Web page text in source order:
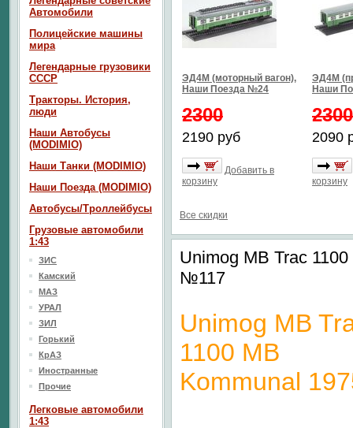
ЭД4М (моторный вагон),
Наши Поезда №24
2300
2190 руб
Добавить в
корзину
ЭД4М
Наши
2300
2090
корзину
Все скидки
Unimog MB Trac
№117
Unimog MB
1100 MB
Kommunal
Автомобили
Полицейские машины
мира
Легендарные грузовики
СССР
Тракторы. История,
люди
Наши Автобусы
(MODIMIO)
Наши Танки (MODIMIO)
Наши Поезда (MODIMIO)
Автобусы/Троллейбусы
Грузовые автомобили
1:43
ЗИС
Камский
МАЗ
УРАЛ
ЗИЛ
Горький
КрАЗ
Иностранные
Прочие
Легковые автомобили
1:43